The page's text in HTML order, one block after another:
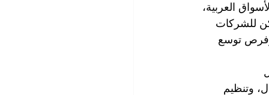
العربية،
للشركات
وفرص توسع
وتنظيم